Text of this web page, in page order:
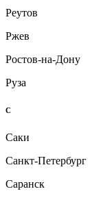
Реутов
Ржев
Ростов-на-Дону
Руза
С
Саки
Санкт-Петербург
Саранск